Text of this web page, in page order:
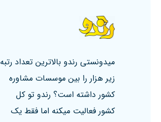
میدونستی رندو بالاترین تعداد رتبه
زیر هزار را بین موسسات مشاوره
کشور داشته است؟ رندو تو کل
کشور فعالیت میکنه اما فقط یک